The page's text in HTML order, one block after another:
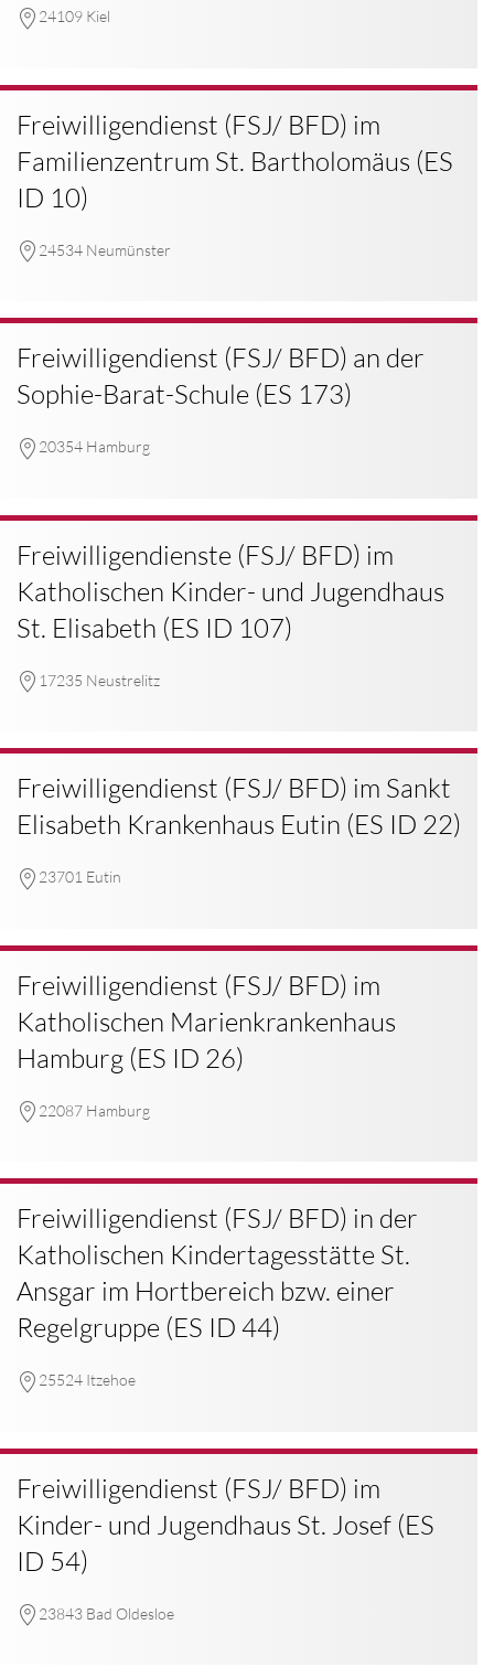
24109 Kiel
Freiwilligendienst (FSJ/ BFD) im
Familienzentrum St. Bartholomäus (ES
ID 10)
24534 Neumünster
Freiwilligendienst (FSJ/ BFD) an der
Sophie-Barat-Schule (ES 173)
20354 Hamburg
Freiwilligendienste (FSJ/ BFD) im
Katholischen Kinder- und Jugendhaus
St. Elisabeth (ES ID 107)
17235 Neustrelitz
Freiwilligendienst (FSJ/ BFD) im Sankt
Elisabeth Krankenhaus Eutin (ES ID 22)
23701 Eutin
Freiwilligendienst (FSJ/ BFD) im
Katholischen Marienkrankenhaus
Hamburg (ES ID 26)
22087 Hamburg
Freiwilligendienst (FSJ/ BFD) in der
Katholischen Kindertagesstätte St.
Ansgar im Hortbereich bzw. einer
Regelgruppe (ES ID 44)
25524 Itzehoe
Freiwilligendienst (FSJ/ BFD) im
Kinder- und Jugendhaus St. Josef (ES
ID 54)
23843 Bad Oldesloe